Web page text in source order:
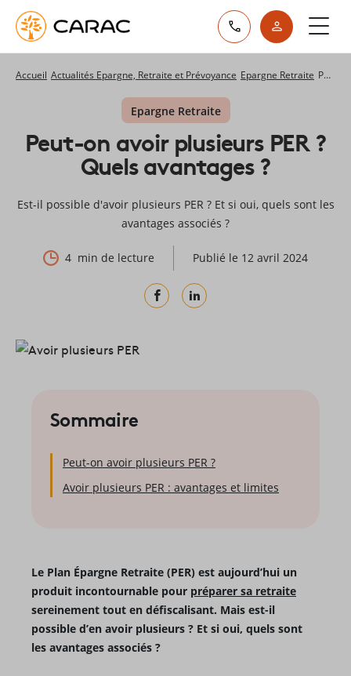
Accueil Actualités Epargne, Retraite et Prévoyance Epargne Retraite Peut-on avoir plusieurs PER ? Quels avantages ?
Epargne Retraite
Peut-on avoir plusieurs PER ?
Quels avantages ?
Est-il possible d'avoir plusieurs PER ? Et si oui, quels sont les
avantages associés ?
4 min de lecture Publié le 12 avril 2024
Sommaire
Peut-on avoir plusieurs PER ?
Avoir plusieurs PER : avantages et limites
Le Plan Épargne Retraite (PER) est aujourd’hui un
produit incontournable pour préparer sa retraite
sereinement tout en défiscalisant. Mais est-il
possible d’en avoir plusieurs ? Et si oui, quels sont
les avantages associés ?
Paramétrer vos préférences sur les cookies